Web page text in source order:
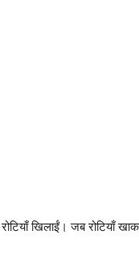
खिलाईं। जब रोटियाँ